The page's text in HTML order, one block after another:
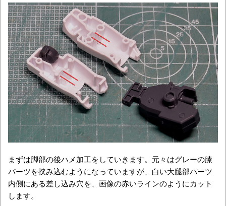
まずは脚部の後ハメ加工をしていきます。元々はグレーの膝
パーツを挟み込むようになっていますが、白い大腿部パーツ
内側にある差し込み穴を、画像の赤いラインのようにカット
します。